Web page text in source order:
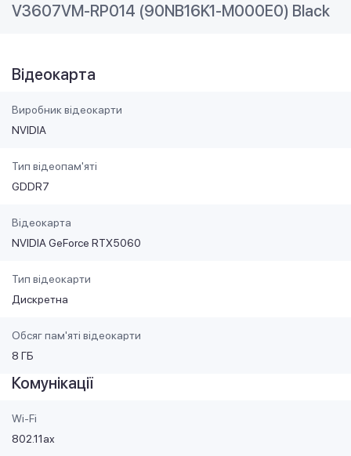
V3607VM-RP014 (90NB16K1-M000E0) Black
Відеокарта
Виробник відеокарти
NVIDIA
Тип відеопам'яті
GDDR7
Відеокарта
NVIDIA GeForce RTX5060
Тип відеокарти
Дискретна
Обсяг пам'яті відеокарти
8 ГБ
Комунікації
Wi-Fi
802.11ax